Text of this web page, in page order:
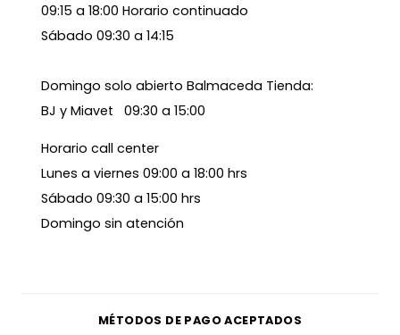
09:15 a 18:00 Horario continuado
Sábado 09:30 a 14:15
Domingo solo abierto Balmaceda Tienda:
BJ y Miavet 09:30 a 15:00
Horario call center
Lunes a viernes 09:00 a 18:00 hrs
Sábado 09:30 a 15:00 hrs
Domingo sin atención
MÉTODOS DE PAGO ACEPTADOS